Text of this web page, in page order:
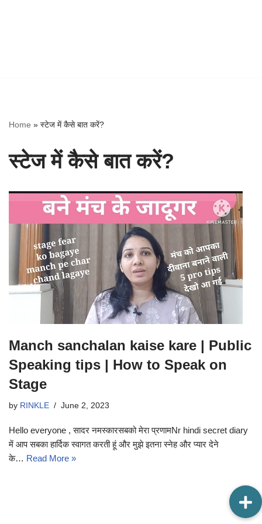
Home » स्टेज में कैसे बात करें?
स्टेज में कैसे बात करें?
Manch sanchalan kaise kare | Public
Speaking tips | How to Speak on
Stage
by RINKLE June 2, 2023
Hello everyone , सादर नमस्कारसबको मेरा प्रणामNr hindi secret diary
में आप सबका हार्दिक स्वागत करती हूं और मुझे इतना स्नेह और प्यार देने
के… Read More »